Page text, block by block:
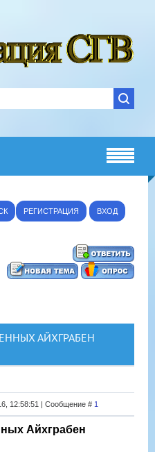
РЕГИСТРАЦИЯ ВХОД
АЙХГРАБЕН
12:58:51 | Сообщение # 1
Айхграбен